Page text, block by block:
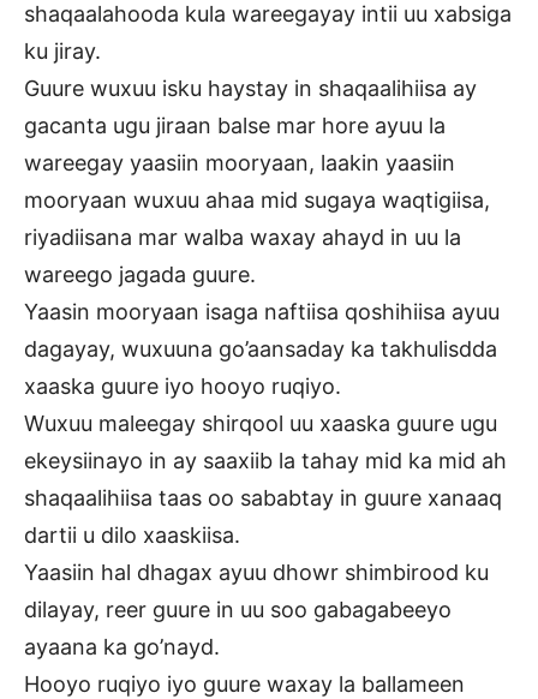
shaqaalahooda kula wareegayay intii uu xabsiga
ku jiray.
Guure wuxuu isku haystay in shaqaalihiisa ay
gacanta ugu jiraan balse mar hore ayuu la
wareegay yaasiin mooryaan, laakin yaasiin
mooryaan wuxuu ahaa mid sugaya waqtigiisa,
riyadiisana mar walba waxay ahayd in uu la
wareego jagada guure.
Yaasin mooryaan isaga naftiisa qoshihiisa ayuu
dagayay, wuxuuna go’aansaday ka takhulisdda
xaaska guure iyo hooyo ruqiyo.
Wuxuu maleegay shirqool uu xaaska guure ugu
ekeysiinayo in ay saaxiib la tahay mid ka mid ah
shaqaalihiisa taas oo sababtay in guure xanaaq
dartii u dilo xaaskiisa.
Yaasiin hal dhagax ayuu dhowr shimbirood ku
dilayay, reer guure in uu soo gabagabeeyo
ayaana ka go’nayd.
Hooyo ruqiyo iyo guure waxay la ballameen